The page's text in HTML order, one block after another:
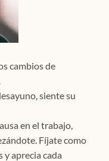
cambios de
siente su
en el trabajo,
Fíjate como
y aprecia cada